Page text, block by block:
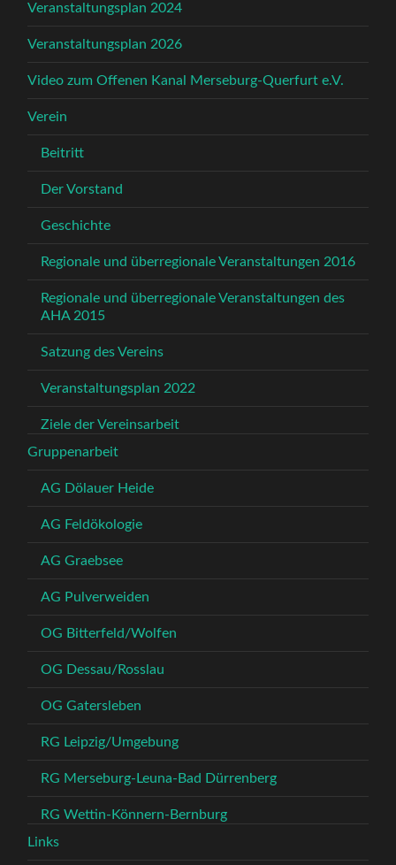
Veranstaltungsplan 2024
Veranstaltungsplan 2026
Video zum Offenen Kanal Merseburg-Querfurt e.V.
Verein
Beitritt
Der Vorstand
Geschichte
Regionale und überregionale Veranstaltungen 2016
Regionale und überregionale Veranstaltungen des
AHA 2015
Satzung des Vereins
Veranstaltungsplan 2022
Ziele der Vereinsarbeit
Gruppenarbeit
AG Dölauer Heide
AG Feldökologie
AG Graebsee
AG Pulverweiden
OG Bitterfeld/Wolfen
OG Dessau/Rosslau
OG Gatersleben
RG Leipzig/Umgebung
RG Merseburg-Leuna-Bad Dürrenberg
RG Wettin-Könnern-Bernburg
Links